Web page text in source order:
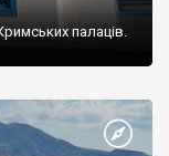
палаців.